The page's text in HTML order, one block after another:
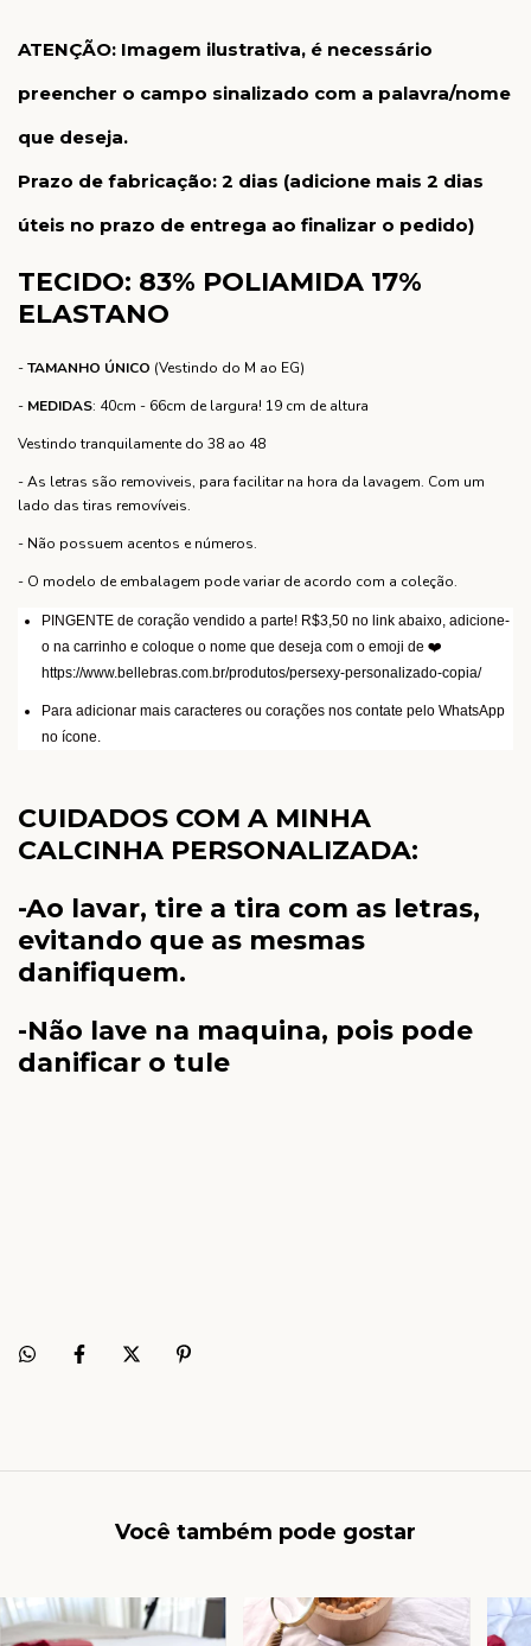
ATENÇÃO: Imagem ilustrativa, é necessário
preencher o campo sinalizado com a palavra/nome
que deseja.
Prazo de fabricação: 2 dias (adicione mais 2 dias
úteis no prazo de entrega ao finalizar o pedido)
TECIDO: 83% POLIAMIDA 17%
ELASTANO
-TAMANHO ÚNICO (Vestindo do M ao EG)
- MEDIDAS: 40cm - 66cm de largura! 19 cm de altura
Vestindo tranquilamente do 38 ao 48
- As letras são removiveis, para facilitar na hora da lavagem. Com um
lado das tiras removíveis.
- Não possuem acentos e números.
- O modelo de embalagem pode variar de acordo com a coleção.
PINGENTE de coração vendido a parte! R$3,50 no link abaixo, adicione-
o na carrinho e coloque o nome que deseja com o emoji de ❤️
https://www.bellebras.com.br/produtos/persexy-personalizado-copia/
Para adicionar mais caracteres ou corações nos contate pelo WhatsApp
no ícone.
CUIDADOS COM A MINHA
CALCINHA PERSONALIZADA:
-Ao lavar, tire a tira com as letras,
evitando que as mesmas
danifiquem.
-Não lave na maquina, pois pode
danificar o tule
Você também pode gostar